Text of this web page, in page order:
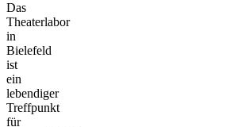
Das
Theaterlabor
in
Bielefeld
ist
ein
lebendiger
Treffpunkt
für